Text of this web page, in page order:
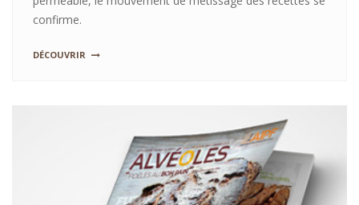
confirme.
DÉCOUVRIR